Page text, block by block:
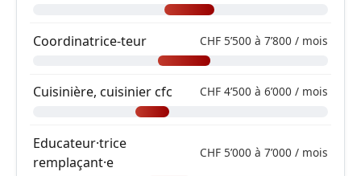
Coordinatrice-teur CHF 5’500 à 7’800 / mois
Cuisinière, cuisinier cfc CHF 4’500 à 6’000 / mois
Educateur·trice
remplaçant·e
CHF 5’000 à 7’000 / mois